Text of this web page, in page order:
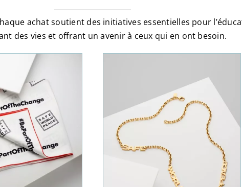
achat soutient des initiatives essentielles pour
des vies et offrant un avenir à ceux qui en ont besoin.